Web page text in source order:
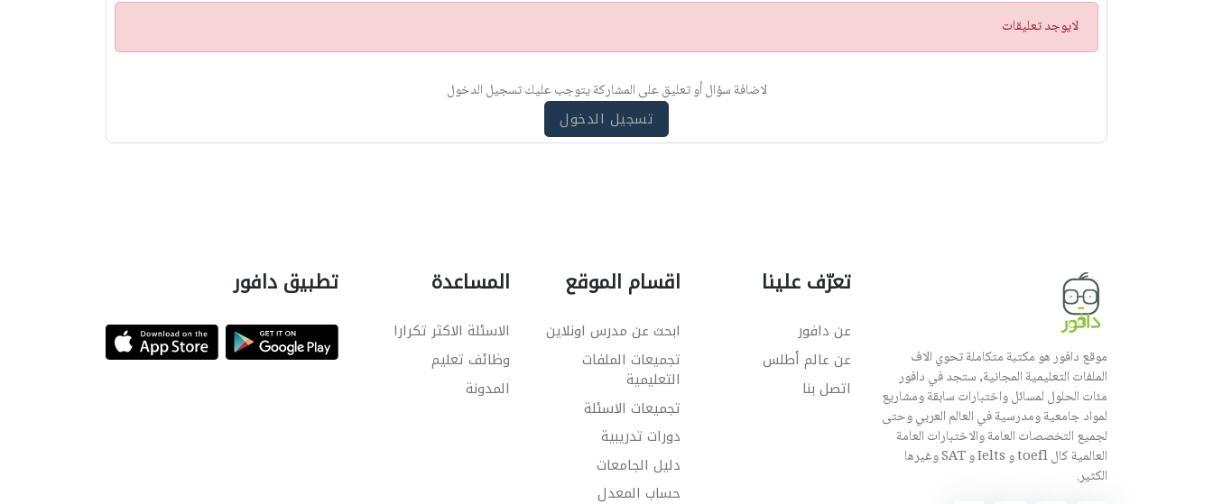
ت
ن
لايوجد تعليقات
لاضافة سؤال أو تعليق على المشاركة يتوجب عليك تسجيل الدخول
تسجيل الدخول
موقع دافور هو مكتبة متكاملة تحوي الاف
الملفات التعليمية المجانية, ستجد في دافور
مئات الحلول لمسائل واختبارات سابقة ومشاريع
لمواد جامعية ومدرسية في العالم العربي وحتى
لجميع التخصصات العامة والاختبارات العامة
العالمية كال toefl و Ielts و SAT وغيرها
الكثير.
تعرّف علينا
عن دافور
عن عالم أطلس
اتصل بنا
اقسام الموقع
ابحث عن مدرس اونلاين
تجميعات الملفات
التعليمية
تجميعات الاسئلة
دورات تدريبية
دليل الجامعات
حساب المعدل
المساعدة
الاسئلة الاكثر تكرارا
وظائف تعليم
المدونة
تطبيق دافور